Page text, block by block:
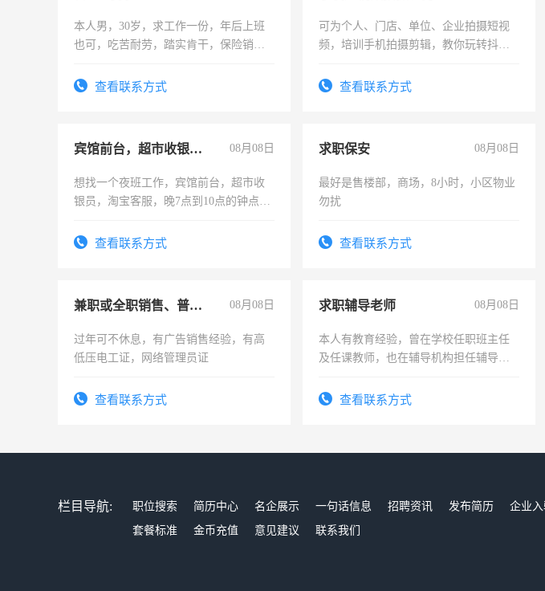
本人男，30岁，求工作一份，年后上班
也可，吃苦耐劳，踏实肯干，保险销售
查看联系方式
可为个人、门店、单位、企业拍摄短视
频，培训手机拍摄剪辑，教你玩转抖音
频，培训手机拍摄剪辑，教你玩转抖
查看联系方式
宾馆前台，超市收银员，淘宝客服 08月08日
想找一个夜班工作，宾馆前台，超市收
银员，淘宝客服，晚7点到10点的钟点
号同微信查看联系方式
求职保安 08月08日
最好是售楼部，商场，8小时，小区物业
勿扰
查看联系方式
兼职或全职销售、普工、维修 08月08日
过年可不休息，有广告销售经验，有高
低压电工证，网络管理员证
查看联系方式
求职辅导老师 08月08日
本人有教育经验，曾在学校任职班主任
及任课教师，也在辅导机构担任辅导教
查看联系方式
栏目导航: 职位搜索 简历中心 名企展示 一句话信息 招聘资讯 发布简历 企业
套餐标准
金币充值 意见建议 联系我们